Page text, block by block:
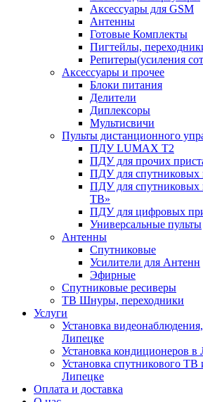
Аксессуары для GSM
Антенны
Готовые Комплекты
Пигтейлы,
Репитеры(усиления
Аксессуары и прочее
Блоки питания
Делители
Диплексоры
Мультисвичи
Пульты дистанционного
ПДУ LUMAX Т2
ПДУ для прочих
ПДУ для спутниковых
ПДУ для спутниковых
ТВ»
ПДУ для цифровых
Универсальные пульты
Антенны
Спутниковые
Усилители для Антенн
Эфирные
Спутниковые ресиверы
ТВ Шнуры, переходники
Услуги
Установка
Липецке
Установка кондиционеров в
Установка спутникового ТВ
Липецке
Оплата и доставка